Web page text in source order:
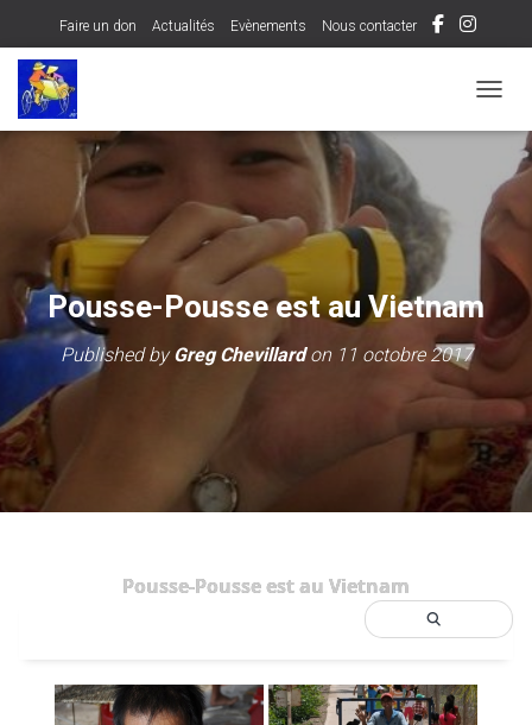
Faire un don Actualités Evènements Nous contacter
Pousse-Pousse est au Vietnam
Published byGreg Chevillardon 11 octobre 2017
Pousse-Pousse est au Vietnam